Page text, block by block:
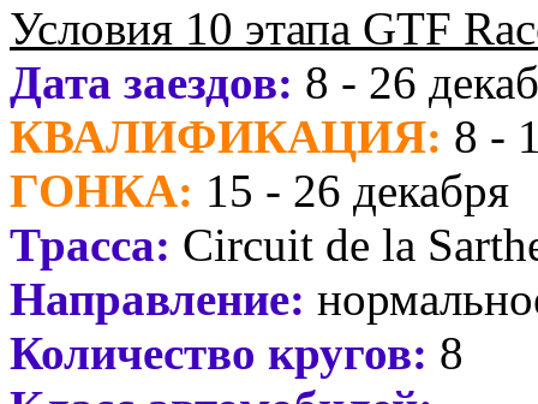
Условия 10 этапа GTF
Дата заездов: 8 - 26
КВАЛИФИКАЦИЯ: 8 -
ГОНКА: 15 - 26 декабря
Трасса: Circuit de la
Направление:
Количество кругов: 8